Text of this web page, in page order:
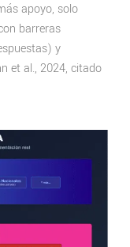
apoyo, solo
barreras
y
et al., 2024, citado